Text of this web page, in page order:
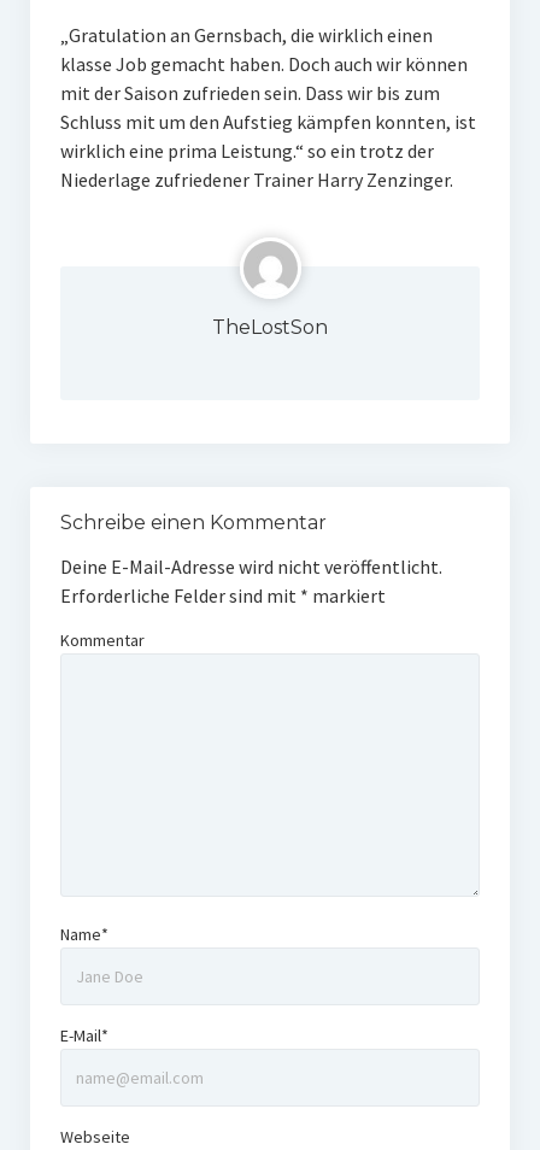
„Gratulation an Gernsbach, die wirklich einen
klasse Job gemacht haben. Doch auch wir können
mit der Saison zufrieden sein. Dass wir bis zum
Schluss mit um den Aufstieg kämpfen konnten, ist
wirklich eine prima Leistung.“ so ein trotz der
Niederlage zufriedener Trainer Harry Zenzinger.
TheLostSon
Schreibe einen Kommentar
Deine E-Mail-Adresse wird nicht veröffentlicht.
Erforderliche Felder sind mit * markiert
Kommentar
Name*
E-Mail*
Webseite